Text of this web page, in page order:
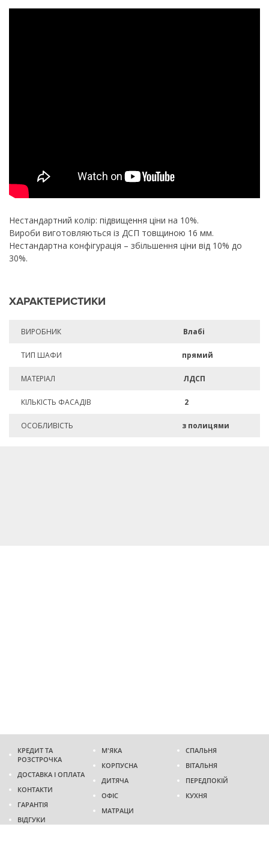
Нестандартний колір: підвищення ціни на 10%.
Вироби виготовляються із ДСП товщиною 16 мм.
Нестандартна конфігурація – збільшення ціни від 10% до
30%.
ХАРАКТЕРИСТИКИ
ВИРОБНИК Влабі
ТИП ШАФИ прямий
МАТЕРІАЛ ЛДСП
КІЛЬКІСТЬ ФАСАДІВ 2
ОСОБЛИВІСТЬ з полицями
КРЕДИТ ТА
РОЗСТРОЧКА
ДОСТАВКА І ОПЛАТА
КОНТАКТИ
ГАРАНТІЯ
ВІДГУКИ
М'ЯКА
КОРПУСНА
ДИТЯЧА
ОФІС
МАТРАЦИ
СПАЛЬНЯ
ВІТАЛЬНЯ
ПЕРЕДПОКІЙ
КУХНЯ